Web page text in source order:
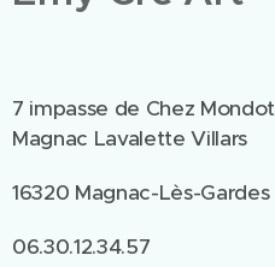
7 impasse de Chez Mondot
Magnac Lavalette Villars
16320 Magnac-Lès-Gardes
06.30.12.34.57